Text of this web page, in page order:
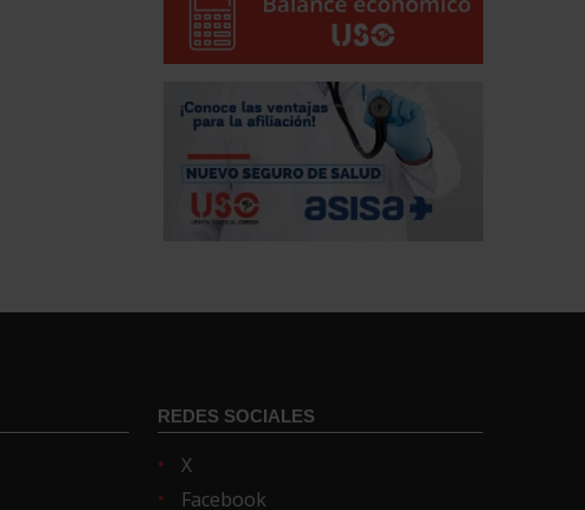
REDES SOCIALES
X
Facebook